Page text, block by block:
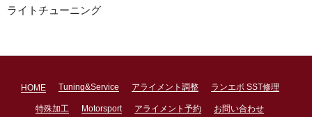
ライトチューニング
HOME Tuning&Service アライメント調整 ランエボ SST修理
特殊加工 Motorsport アライメント予約 お問い合わせ